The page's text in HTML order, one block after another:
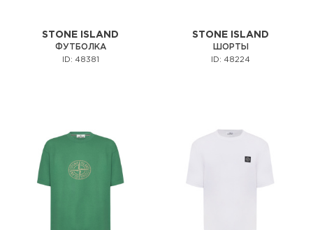
STONE ISLAND
ФУТБОЛКА
ID: 48381
STONE ISLAND
ШОРТЫ
ID: 48224